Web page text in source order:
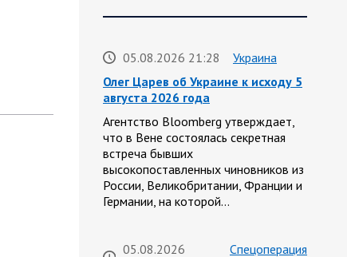
05.08.2026 21:28
Украина
Олег Царев об Украине к исходу 5
августа 2026 года
Агентство Bloomberg утверждает,
что в Вене состоялась секретная
встреча бывших
высокопоставленных чиновников из
России, Великобритании, Франции и
Германии, на которой…
05.08.2026
Спецоперация